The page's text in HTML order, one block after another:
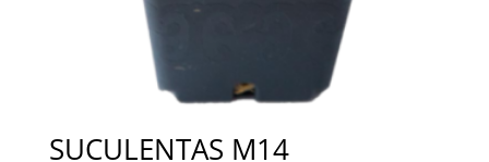
SUCULENTAS M14